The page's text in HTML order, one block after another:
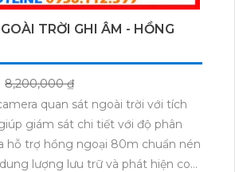
TRỜI GHI ÂM - HỒNG
8,200,000 ₫
quan sát ngoài trời với tích
giám sát chi tiết với độ phân
hỗ trợ hồng ngoại 80m chuẩn nén
lượng lưu trữ và phát hiện con